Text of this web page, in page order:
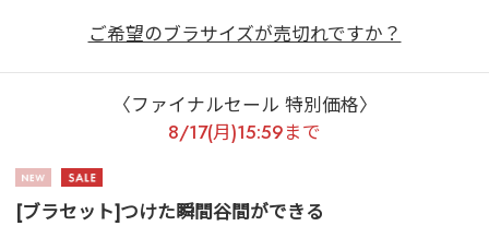
ご希望のブラサイズが売切れですか？
〈ファイナルセール 特別価格〉
8/17(月)15:59まで
[ブラセット]つけた瞬間谷間ができる